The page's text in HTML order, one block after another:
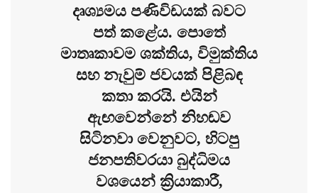
දෘශ්‍යමය පණිවිඩයක් බවට
පත් කළේය. පොතේ
මාතෘකාවම ශක්තිය, විමුක්තිය
සහ නැවුම් ජවයක් පිළිබඳ
කතා කරයි. එයින්
ඇඟවෙන්නේ නිහඬව
සිටිනවා වෙනුවට, හිටපු
ජනපතිවරයා බුද්ධිමය
වශයෙන් ක්‍රියාකාරී,